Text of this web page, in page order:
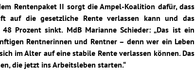
Rentenpaket II sorgt die Ampel-Koalition dafür, dass
auf die gesetzliche Rente verlassen kann und das
Prozent sinkt. MdB Marianne Schieder: „Das ist ein
Rentnerinnen und Rentner – denn wer ein Leben
im Alter auf eine stabile Rente verlassen können. Das
die jetzt ins Arbeitsleben starten.“